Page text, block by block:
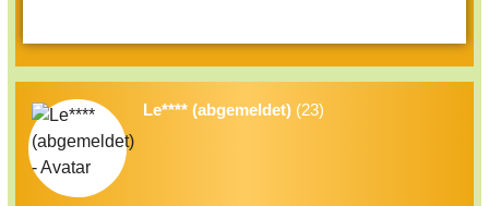
Le**** (abgemeldet) (23)